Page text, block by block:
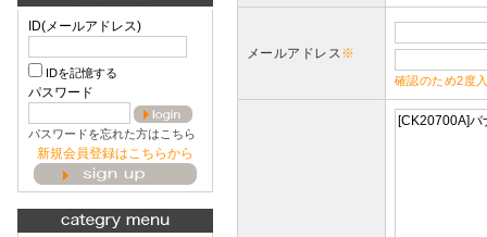
ID(メールアドレス)
IDを記憶する
パスワード
パスワードを忘れた方はこちら
新規会員登録はこちらから
メールアドレス※
確認のため2度